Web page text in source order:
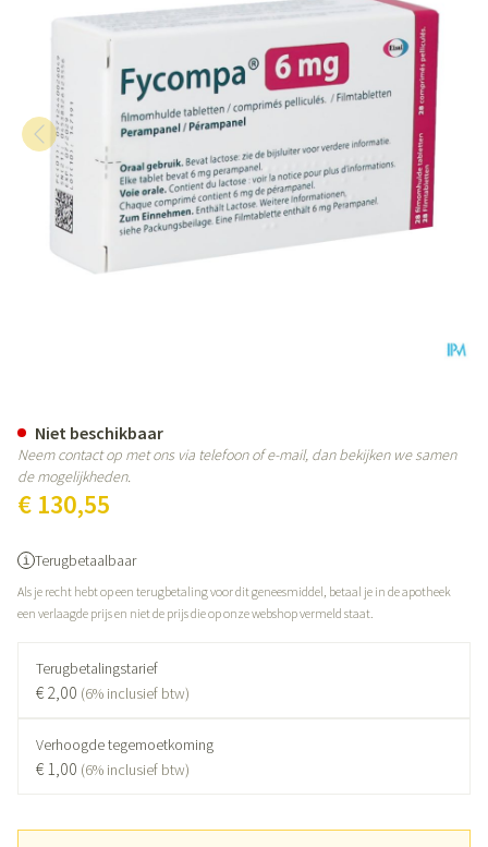
€ 130,55
Terugbetaalbaar
Als je recht hebt op een terugbetaling voor dit geneesmiddel, betaal je in de apotheek
een verlaagde prijs en niet de prijs die op onze webshop vermeld staat.
Terugbetalingstarief
€ 2,00 (6% inclusief btw)
Verhoogde tegemoetkoming
€ 1,00 (6% inclusief btw)
Niet beschikbaar
Neem contact op met ons via telefoon of e-mail, dan bekijken we samen
de mogelijkheden.